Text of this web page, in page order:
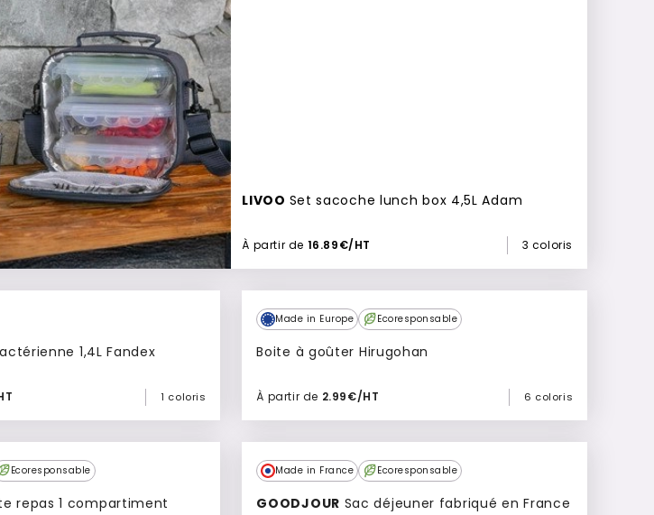
LIVOO Set sacoche lunch box 4,5L Adam
À partir de 16.89€/HT 3 coloris
1,4L Fandex
1 coloris
à mon devis
Made in Europe Ecoresponsable
Boite à goûter Hirugohan
À partir de 2.99€/HT 6 coloris
Ajouter à mon devis
Ecoresponsable Made in France Ecoresponsable
GOODJOUR